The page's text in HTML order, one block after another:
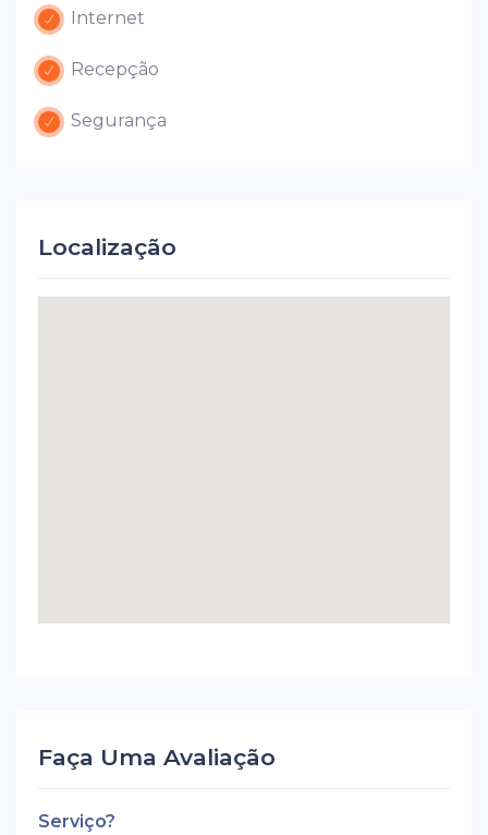
Internet
Recepção
Segurança
Localização
Faça Uma Avaliação
Serviço?